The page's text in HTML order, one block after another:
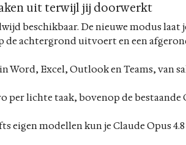
uit terwijl jij doorwerkt
beschikbaar. De nieuwe modus laat
de achtergrond uitvoert en een
Excel, Outlook en Teams, van
per lichte taak, bovenop de
eigen modellen kun je Claude Opus 4.8